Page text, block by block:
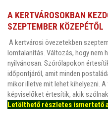
A KERTVÁROSOKBAN
SZEPTEMBER KÖZEPÉTŐL
A kertvárosi övezetekben
lomtalanítás. Változás, hogy nem
nyilvánosan. Szórólapokon
időpontjáról, amit minden
mikor illetve mit lehet kihelyezni.
képviselőket értesítik, akik
Letölthető részletes ismertető